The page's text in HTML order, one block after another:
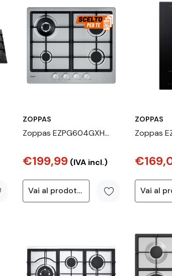
ZOPPAS
Zoppas EZPG604GXH
60 cm Gas 4 Fornello(i)
€199,99 (IVA incl.)
Vai al prodotto
ZOPPAS
Zoppas
Piano